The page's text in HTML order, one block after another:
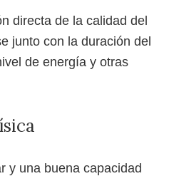
directa de la calidad del
junto con la duración del
de energía y otras
y una buena capacidad